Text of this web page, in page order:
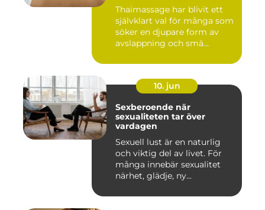
Thaimassage har blivit ett
självklart val för många som
söker en djupare form av
avslappning och smä...
10. jun
Sexberoende när
sexualiteten tar över
vardagen
Sexuell lust är en naturlig
och viktig del av livet. För
många innebär sexualitet
närhet, glädje, ny...